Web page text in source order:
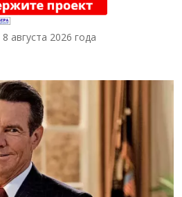
августа 2026 года